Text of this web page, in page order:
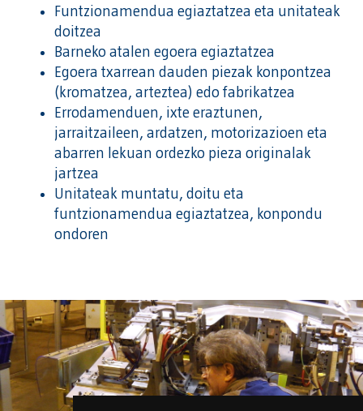
Funtzionamendua egiaztatzea eta unitateak
doitzea
Barneko atalen egoera egiaztatzea
Egoera txarrean dauden piezak konpontzea
(kromatzea, arteztea) edo fabrikatzea
Errodamenduen, ixte eraztunen,
jarraitzaileen, ardatzen, motorizazioen eta
abarren lekuan ordezko pieza originalak
jartzea
Unitateak muntatu, doitu eta
funtzionamendua egiaztatzea, konpondu
ondoren